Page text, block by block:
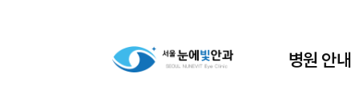
병원 안내